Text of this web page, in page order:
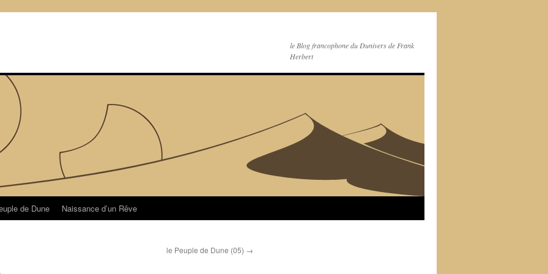
le Blog francophone du Dunivers de Frank
Herbert
de Dune Naissance d’un Rêve
le Peuple de Dune (05) →